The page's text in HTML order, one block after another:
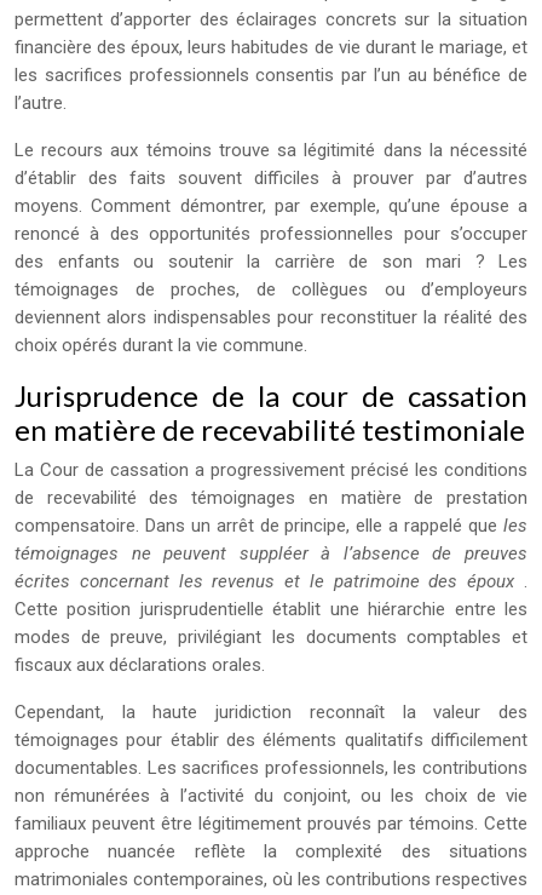
permettent d’apporter des éclairages concrets sur la situation
financière des époux, leurs habitudes de vie durant le mariage, et
les sacrifices professionnels consentis par l’un au bénéfice de
l’autre.
Le recours aux témoins trouve sa légitimité dans la nécessité
d’établir des faits souvent difficiles à prouver par d’autres
moyens. Comment démontrer, par exemple, qu’une épouse a
renoncé à des opportunités professionnelles pour s’occuper
des enfants ou soutenir la carrière de son mari ? Les
témoignages de proches, de collègues ou d’employeurs
deviennent alors indispensables pour reconstituer la réalité des
choix opérés durant la vie commune.
Jurisprudence de la cour de cassation
en matière de recevabilité testimoniale
La Cour de cassation a progressivement précisé les conditions
de recevabilité des témoignages en matière de prestation
compensatoire. Dans un arrêt de principe, elle a rappelé que les
témoignages ne peuvent suppléer à l’absence de preuves
écrites concernant les revenus et le patrimoine des époux .
Cette position jurisprudentielle établit une hiérarchie entre les
modes de preuve, privilégiant les documents comptables et
fiscaux aux déclarations orales.
Cependant, la haute juridiction reconnaît la valeur des
témoignages pour établir des éléments qualitatifs difficilement
documentables. Les sacrifices professionnels, les contributions
non rémunérées à l’activité du conjoint, ou les choix de vie
familiaux peuvent être légitimement prouvés par témoins. Cette
approche nuancée reflète la complexité des situations
matrimoniales contemporaines, où les contributions respectives